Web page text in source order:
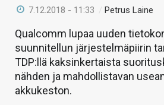
7.12.2018 - 11:33 /Petrus Laine
Qualcomm lupaa uuden
suunnitellun järjestelmäpiirin
TDP:llä kaksinkertaista
nähden ja mahdollistavan
akkukeston.